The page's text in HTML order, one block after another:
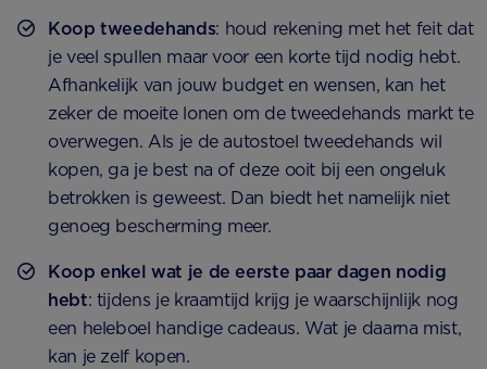
Koop tweedehands: houd rekening met het feit dat
je veel spullen maar voor een korte tijd nodig hebt.
Afhankelijk van jouw budget en wensen, kan het
zeker de moeite lonen om de tweedehands markt te
overwegen. Als je de autostoel tweedehands wil
kopen, ga je best na of deze ooit bij een ongeluk
betrokken is geweest. Dan biedt het namelijk niet
genoeg bescherming meer.
Koop enkel wat je de eerste paar dagen nodig
hebt: tijdens je kraamtijd krijg je waarschijnlijk nog
een heleboel handige cadeaus. Wat je daarna mist,
kan je zelf kopen.